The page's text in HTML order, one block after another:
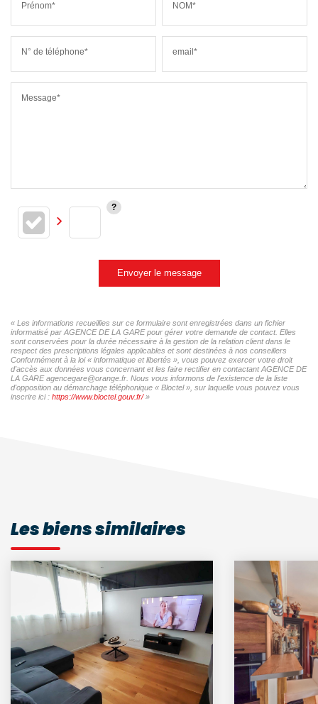
Prénom* NOM*
N° de téléphone* email*
Message*
Envoyer le message
« Les informations recueillies sur ce formulaire sont enregistrées dans un fichier
informatisé par AGENCE DE LA GARE pour gérer votre demande de contact. Elles
sont conservées pour la durée nécessaire à la gestion de la relation client dans le
respect des prescriptions légales applicables et sont destinées à nos conseillers
Conformément à la loi « informatique et libertés », vous pouvez exercer votre droit
d'accès aux données vous concernant et les faire rectifier en contactant AGENCE DE
LA GARE agencegare@orange.fr. Nous vous informons de l'existence de la liste
d'opposition au démarchage téléphonique « Bloctel », sur laquelle vous pouvez vous
inscrire ici : https://www.bloctel.gouv.fr/»
Les biens similaires